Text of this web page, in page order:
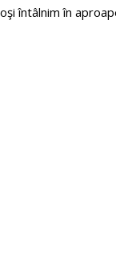
întâlnim în